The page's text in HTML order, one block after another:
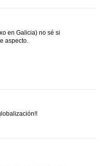
en Galicia) no sé si
aspecto.